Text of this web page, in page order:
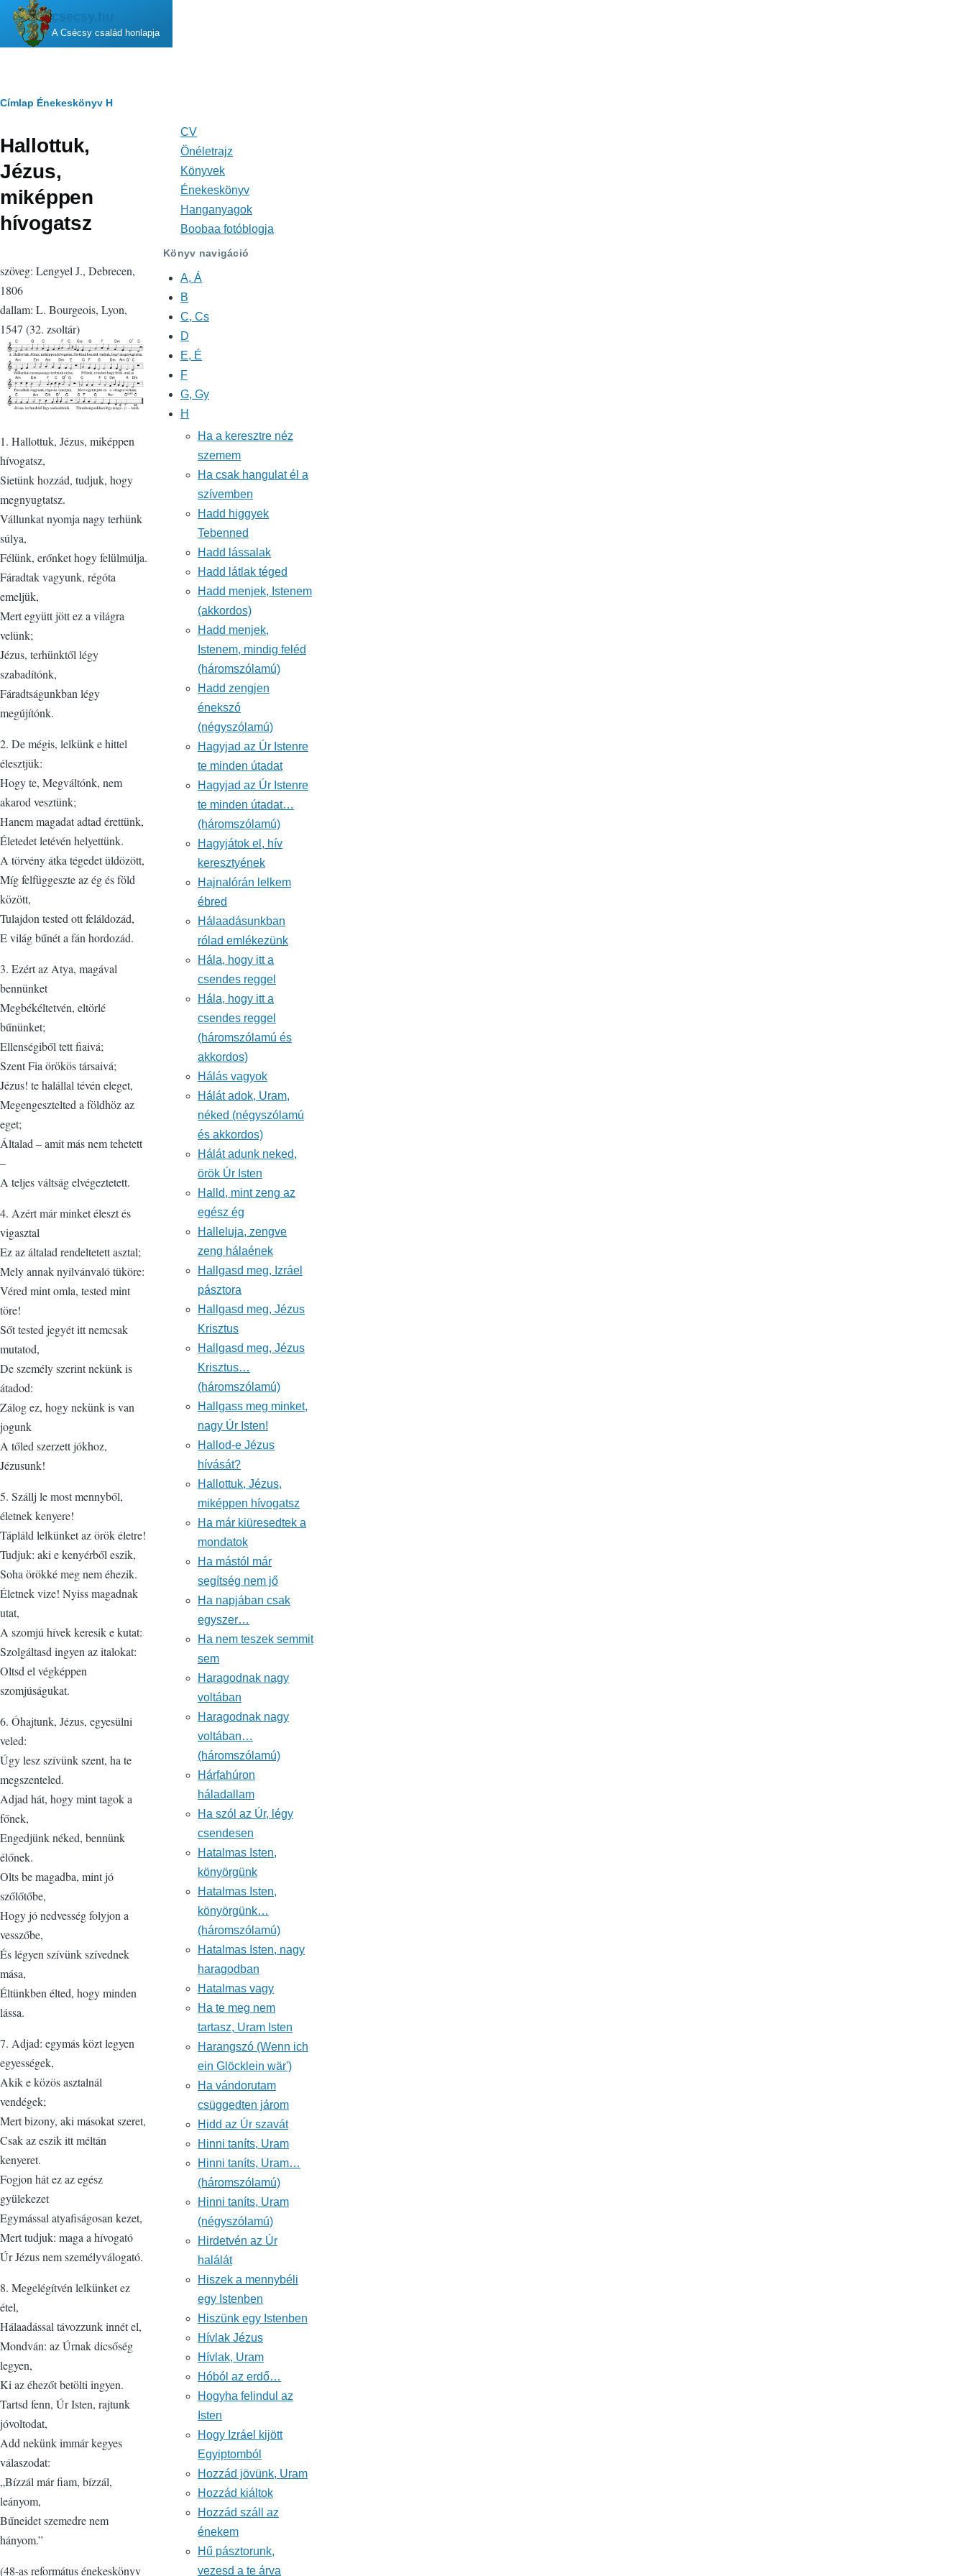
Ugrás a tartalomra
csecsy.hu
A Csécsy család honlapja
Morzsa
Címlap Énekeskönyv H
Hallottuk,
Jézus,
miképpen
hívogatsz
szöveg: Lengyel J., Debrecen,
1806
dallam: L. Bourgeois, Lyon,
1547 (32. zsoltár)
1. Hallottuk, Jézus, miképpen
hívogatsz,
Sietünk hozzád, tudjuk, hogy
megnyugtatsz.
Vállunkat nyomja nagy terhünk
súlya,
Félünk, erőnket hogy felülmúlja.
Fáradtak vagyunk, régóta
emeljük,
Mert együtt jött ez a világra
velünk;
Jézus, terhünktől légy
szabadítónk,
Fáradtságunkban légy
megújítónk.
2. De mégis, lelkünk e hittel
élesztjük:
Hogy te, Megváltónk, nem
akarod vesztünk;
Hanem magadat adtad érettünk,
Életedet letévén helyettünk.
A törvény átka tégedet üldözött,
Míg felfüggeszte az ég és föld
között,
Tulajdon tested ott feláldozád,
E világ bűnét a fán hordozád.
3. Ezért az Atya, magával
bennünket
Megbékéltetvén, eltörlé
bűnünket;
Ellenségiből tett fiaivá;
Szent Fia örökös társaivá;
Jézus! te halállal tévén eleget,
Megengesztelted a földhöz az
eget;
Általad – amit más nem tehetett
–
A teljes váltság elvégeztetett.
4. Azért már minket éleszt és
vigasztal
Ez az általad rendeltetett asztal;
Mely annak nyilvánvaló tüköre:
Véred mint omla, tested mint
töre!
Sőt tested jegyét itt nemcsak
mutatod,
De személy szerint nekünk is
átadod:
Zálog ez, hogy nekünk is van
jogunk
A tőled szerzett jókhoz,
Jézusunk!
5. Szállj le most mennyből,
életnek kenyere!
Tápláld lelkünket az örök életre!
Tudjuk: aki e kenyérből eszik,
Soha örökké meg nem éhezik.
Életnek vize! Nyiss magadnak
utat,
A szomjú hívek keresik e kutat:
Szolgáltasd ingyen az italokat:
Oltsd el végképpen
szomjúságukat.
6. Óhajtunk, Jézus, egyesülni
veled:
Úgy lesz szívünk szent, ha te
megszenteled.
Adjad hát, hogy mint tagok a
főnek,
Engedjünk néked, bennünk
élőnek.
Olts be magadba, mint jó
szőlőtőbe,
Hogy jó nedvesség folyjon a
vesszőbe,
És légyen szívünk szívednek
mása,
Éltünkben élted, hogy minden
lássa.
7. Adjad: egymás közt legyen
egyességek,
Akik e közös asztalnál
vendégek;
Mert bizony, aki másokat szeret,
Csak az eszik itt méltán
kenyeret.
Fogjon hát ez az egész
gyülekezet
Egymással atyafiságosan kezet,
Mert tudjuk: maga a hívogató
Úr Jézus nem személyválogató.
8. Megelégítvén lelkünket ez
étel,
Hálaadással távozzunk innét el,
Mondván: az Úrnak dicsőség
legyen,
Ki az éhezőt betölti ingyen.
Tartsd fenn, Úr Isten, rajtunk
jóvoltodat,
Add nekünk immár kegyes
válaszodat:
„Bízzál már fiam, bízzál,
leányom,
Bűneidet szemedre nem
hányom.”
(48-as református énekeskönyv
navigáció
CV
Önéletrajz
Könyvek
Énekeskönyv
Hanganyagok
Boobaa fotóblogja
Könyv navigáció
A, Á
B
C, Cs
D
E, É
F
G, Gy
H
Ha a keresztre néz
szemem
Ha csak hangulat él a
szívemben
Hadd higgyek
Tebenned
Hadd lássalak
Hadd látlak téged
Hadd menjek, Istenem
(akkordos)
Hadd menjek,
Istenem, mindig feléd
(háromszólamú)
Hadd zengjen
énekszó
(négyszólamú)
Hagyjad az Úr Istenre
te minden útadat
Hagyjad az Úr Istenre
te minden útadat…
(háromszólamú)
Hagyjátok el, hív
keresztyének
Hajnalórán lelkem
ébred
Hálaadásunkban
rólad emlékezünk
Hála, hogy itt a
csendes reggel
Hála, hogy itt a
csendes reggel
(háromszólamú és
akkordos)
Hálás vagyok
Hálát adok, Uram,
néked (négyszólamú
és akkordos)
Hálát adunk neked,
örök Úr Isten
Halld, mint zeng az
egész ég
Halleluja, zengve
zeng hálaének
Hallgasd meg, Izráel
pásztora
Hallgasd meg, Jézus
Krisztus
Hallgasd meg, Jézus
Krisztus…
(háromszólamú)
Hallgass meg minket,
nagy Úr Isten!
Hallod-e Jézus
hívását?
Hallottuk, Jézus,
miképpen hívogatsz
Ha már kiüresedtek a
mondatok
Ha mástól már
segítség nem jő
Ha napjában csak
egyszer…
Ha nem teszek semmit
sem
Haragodnak nagy
voltában
Haragodnak nagy
voltában…
(háromszólamú)
Hárfahúron
háladallam
Ha szól az Úr, légy
csendesen
Hatalmas Isten,
könyörgünk
Hatalmas Isten,
könyörgünk…
(háromszólamú)
Hatalmas Isten, nagy
haragodban
Hatalmas vagy
Ha te meg nem
tartasz, Uram Isten
Harangszó (Wenn ich
ein Glöcklein wär')
Ha vándorutam
csüggedten járom
Hidd az Úr szavát
Hinni taníts, Uram
Hinni taníts, Uram…
(háromszólamú)
Hinni taníts, Uram
(négyszólamú)
Hirdetvén az Úr
halálát
Hiszek a mennybéli
egy Istenben
Hiszünk egy Istenben
Hívlak Jézus
Hívlak, Uram
Hóból az erdő…
Hogyha felindul az
Isten
Hogy Izráel kijött
Egyiptomból
Hozzád jövünk, Uram
Hozzád kiáltok
Hozzád száll az
énekem
Hű pásztorunk,
vezesd a te árva